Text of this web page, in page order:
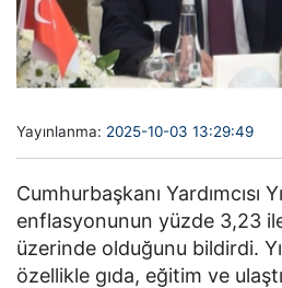
Yayınlanma: 2025-10-03 13:29:49
Cumhurbaşkanı Yardımcısı
enflasyonunun yüzde 3,23
üzerinde olduğunu bildirdi.
özellikle gıda, eğitim ve